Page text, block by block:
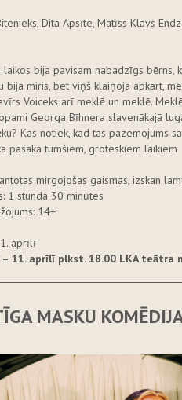
Dita Apsīte, Matīss Klāvs
laikos bija pavisam nabadzīgs
bija miris, bet viņš klaiņoja apkārt,
Voiceks arī meklē un meklē.
Georga Bīhnera slavenākajā
Kas notiek, kad tas pazemojums
pasaka tumšiem, groteskiem laikiem
mirgojošas gaismas, izskan
1 stunda 30 minūtes
14+
aprīlī
– 11. aprīlī plkst. 18.00 LKA teātra
MASKU